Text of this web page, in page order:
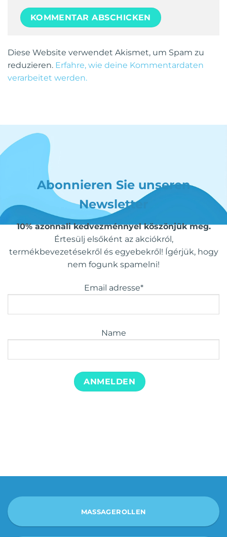
Diese Website verwendet Akismet, um Spam zu
reduzieren. Erfahre, wie deine Kommentardaten
verarbeitet werden.
Abonnieren Sie unseren
Newsletter
10% azonnali kedvezménnyel köszönjük meg.
Értesülj elsőként az akciókról,
termékbevezetésekről és egyebekről! Ígérjük, hogy
nem fogunk spamelni!
Email adresse*
Name
MASSAGEROLLEN